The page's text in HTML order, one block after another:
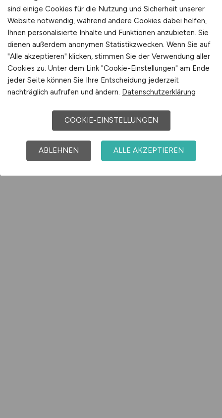
sind einige Cookies für die Nutzung und Sicherheit unserer
Website notwendig, während andere Cookies dabei helfen,
Ihnen personalisierte Inhalte und Funktionen anzubieten. Sie
dienen außerdem anonymen Statistikzwecken. Wenn Sie auf
"Alle akzeptieren" klicken, stimmen Sie der Verwendung aller
Cookies zu. Unter dem Link "Cookie-Einstellungen" am Ende
jeder Seite können Sie Ihre Entscheidung jederzeit
nachträglich aufrufen und ändern. Datenschutzerklärung
COOKIE-EINSTELLUNGEN
ABLEHNEN ALLE AKZEPTIEREN